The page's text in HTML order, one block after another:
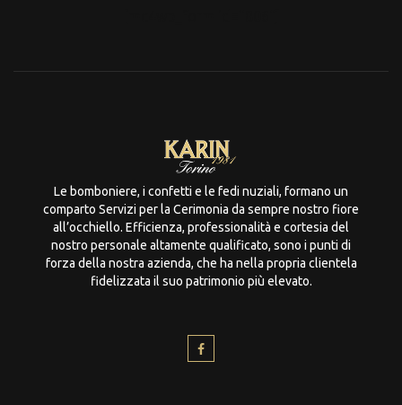
Le bomboniere, i confetti e le fedi nuziali, formano un
comparto Servizi per la Cerimonia da sempre nostro fiore
all’occhiello. Efficienza, professionalità e cortesia del
nostro personale altamente qualificato, sono i punti di
forza della nostra azienda, che ha nella propria clientela
fidelizzata il suo patrimonio più elevato.